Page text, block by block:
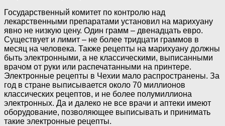
Государственный комитет по контролю над
лекарственными препаратами установил на марихуану
явно не низкую цену. Один грамм – двенадцать евро.
Существует и лимит – не более тридцати граммов в
месяц на человека. Также рецепты на марихуану должны
быть электронными, а не классическими, выписанными
врачом от руки или распечатанными на принтере.
Электронные рецепты в Чехии мало распространены. За
год в стране выписывается около 70 миллионов
классических рецептов, и не более полумиллиона
электронных. Да и далеко не все врачи и аптеки имеют
оборудование, позволяющее выписывать и принимать
такие электронные рецепты.